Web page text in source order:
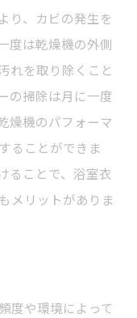
秘訣
順
を出す方法
ンテナンス
除方法
クニック
保つ
度
り、カビの発生を
度は乾燥機の外側
れを取り除くこと
の掃除は月に一度
燥機のパフォーマ
ることができま
ることで、浴室衣
メリットがありま
度や環境によって